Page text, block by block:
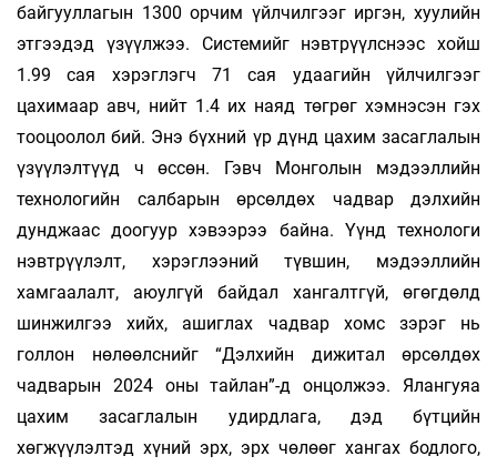
байгууллагын 1300 орчим үйлчилгээг иргэн, хуулийн
этгээдэд үзүүлжээ. Системийг нэвтрүүлснээс хойш
1.99 сая хэрэглэгч 71 сая удаагийн үйлчилгээг
цахимаар авч, нийт 1.4 их наяд төгрөг хэмнэсэн гэх
тооцоолол бий. Энэ бүхний үр дүнд цахим засаглалын
үзүүлэлтүүд ч өссөн. Гэвч Монголын мэдээллийн
технологийн салбарын өрсөлдөх чадвар дэлхийн
дунджаас доогуур хэвээрээ байна. Үүнд технологи
нэвтрүүлэлт, хэрэглээний түвшин, мэдээллийн
хамгаалалт, аюулгүй байдал хангалтгүй, өгөгдөлд
шинжилгээ хийх, ашиглах чадвар хомс зэрэг нь
голлон нөлөөлснийг “Дэлхийн дижитал өрсөлдөх
чадварын 2024 оны тайлан”-д онцолжээ. Ялангуяа
цахим засаглалын удирдлага, дэд бүтцийн
хөгжүүлэлтэд хүний эрх, эрх чөлөөг хангах бодлого,